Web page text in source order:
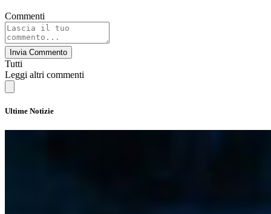
Commenti
Invia Commento
Tutti
Leggi altri commenti
Ultime Notizie